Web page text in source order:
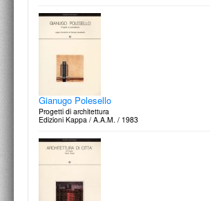
Il tempio della ragione
Disegni inediti di Boullèe
Magma Editrice / 1977
Gianugo Polesello
Progetti di architettura
Edizioni Kappa / A.A.M. / 1983